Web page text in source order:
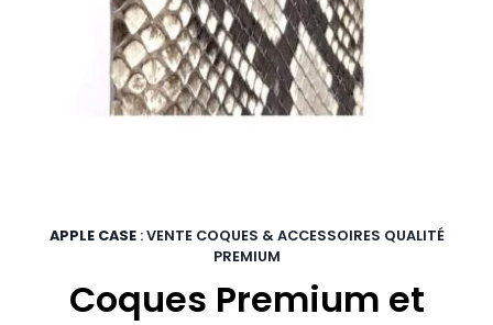
APPLE CASE: VENTE COQUES & ACCESSOIRES QUALITÉ
PREMIUM
Coques Premium et